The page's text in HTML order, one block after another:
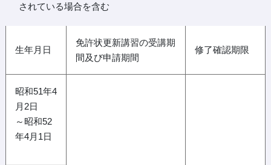
されている場合を含む
生年月日
免許状更新講習の受講期
間及び申請期間
修了確認期限
昭和51年4
月2日
～昭和52
年4月1日